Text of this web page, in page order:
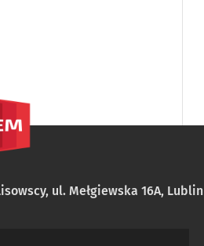
ul. Mełgiewska 16A, Lublin